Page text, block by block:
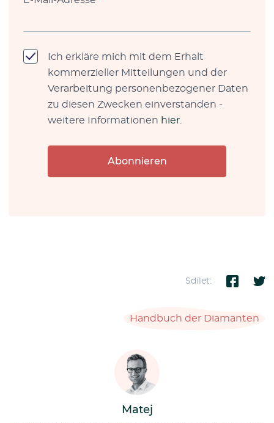
Ich erkläre mich mit dem Erhalt
kommerzieller Mitteilungen und der
Verarbeitung personenbezogener Daten
zu diesen Zwecken einverstanden -
weitere Informationen hier
Abonnieren
Sdílet:
Handbuch der Diamanten
Matej